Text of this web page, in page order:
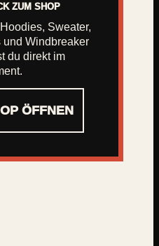
ZUM SHOP
Sweater,
und Windbreaker
du direkt im
ÖFFNEN